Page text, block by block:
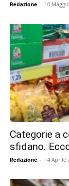
Redazione - 10
Categorie a
sfidano.
Redazione - 14 Aprile